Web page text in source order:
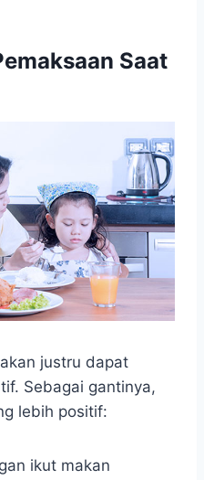
Saat
justru dapat
Sebagai gantinya,
lebih positif:
ikut makan